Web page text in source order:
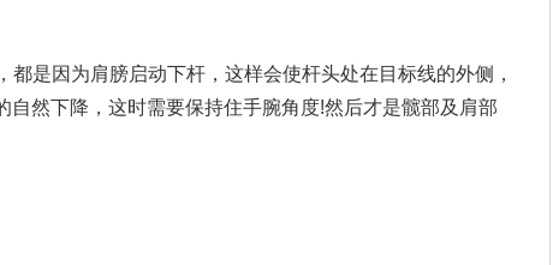
是因为肩膀启动下杆，这样会使杆头处在目标线的外侧，
自然下降，这时需要保持住手腕角度!然后才是髋部及肩部